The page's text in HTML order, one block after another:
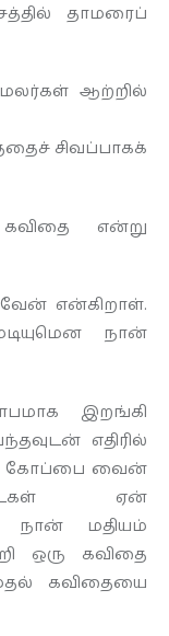
தாமரைப்
ஆற்றில்
சிவப்பாகக்
என்று
என்கிறாள்.
நான்
இறங்கி
எதிரில்
கோப்பை வைன்
ஏன்
நான் மதியம்
ஒரு கவிதை
கவிதையை